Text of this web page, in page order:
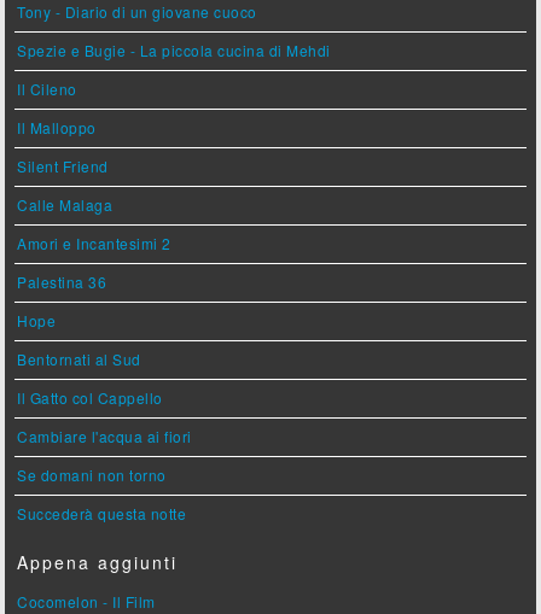
Tony - Diario di un giovane cuoco
Spezie e Bugie - La piccola cucina di Mehdi
Il Cileno
Il Malloppo
Silent Friend
Calle Malaga
Amori e Incantesimi 2
Palestina 36
Hope
Bentornati al Sud
Il Gatto col Cappello
Cambiare l'acqua ai fiori
Se domani non torno
Succederà questa notte
Appena aggiunti
Cocomelon - Il Film